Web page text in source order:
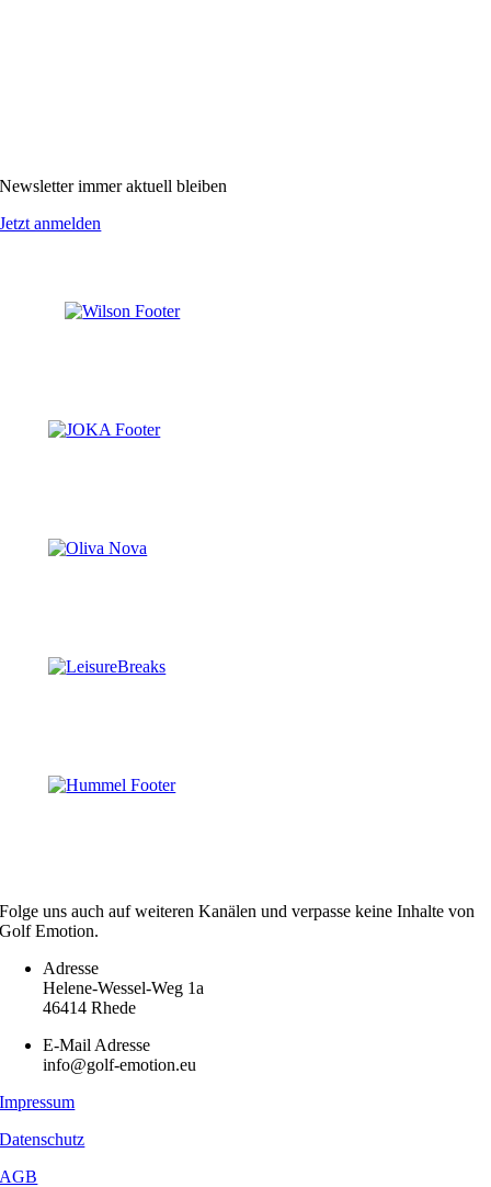
Newsletter immer aktuell bleiben
Jetzt anmelden
Folge uns auch auf weiteren Kanälen und verpasse keine Inhalte von
Golf Emotion.
Adresse
Helene-Wessel-Weg 1a
46414 Rhede
E-Mail Adresse
info@golf-emotion.eu
Impressum
Datenschutz
AGB